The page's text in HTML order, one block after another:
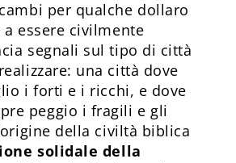
per qualche dollaro
essere civilmente
segnali sul tipo di città
una città dove
i forti e i ricchi, e dove
peggio i fragili e gli
della civiltà biblica
solidale della